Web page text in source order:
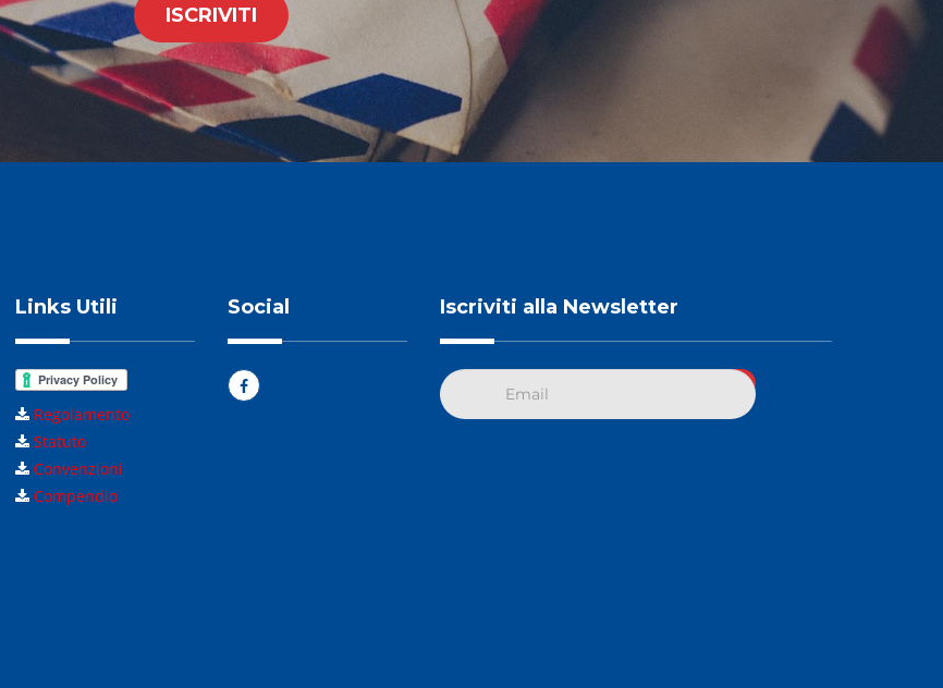
ISCRIVITI
Links Utili
Regolamento
Statuto
Convenzioni
Compendio
Social Iscriviti alla Newsletter